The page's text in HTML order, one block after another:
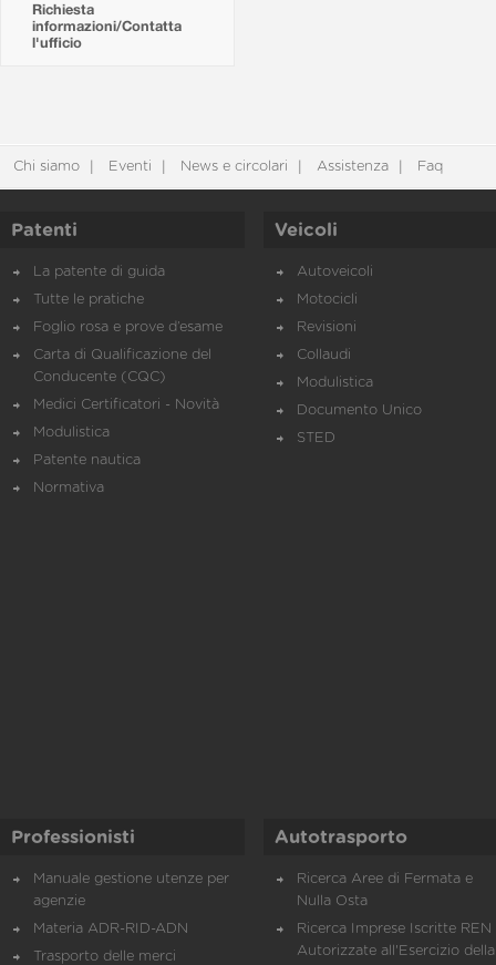
Richiesta
informazioni/Contatta
l'ufficio
Chi siamo Eventi News e circolari Assistenza Faq
Patenti
La patente di guida
Tutte le pratiche
Foglio rosa e prove d’esame
Carta di Qualificazione del
Conducente (CQC)
Medici Certificatori - Novità
Modulistica
Patente nautica
Normativa
Veicoli
Autoveicoli
Motocicli
Revisioni
Collaudi
Modulistica
Documento Unico
STED
Professionisti
Manuale gestione utenze per
agenzie
Materia ADR-RID-ADN
Trasporto delle merci
Autotrasporto
Ricerca Aree di Fermata e
Nulla Osta
Ricerca Imprese Iscritte REN
Autorizzate all'Esercizio della